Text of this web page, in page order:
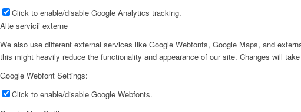
Click to enable/disable Google Analytics tracking.
Alte servicii externe
We also use different external services like Google Webfonts, Google Maps, and
this might heavily reduce the functionality and appearance of our site. Changes will
Google Webfont Settings:
Click to enable/disable Google Webfonts.